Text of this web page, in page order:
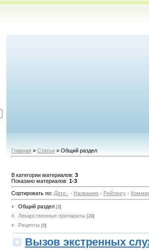
Главная » Статьи» Общий раздел
В категории материалов: 3
Показано материалов: 1-3
Сортировать по: Дате · Названию· Рейтингу·
Общий раздел [3]
Лекарственные препараты [29]
Рецепты [0]
Вызов экстренных